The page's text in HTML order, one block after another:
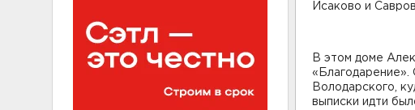
Исаково и
В этом доме
«Благодарение».
Володарского,
выписки идти